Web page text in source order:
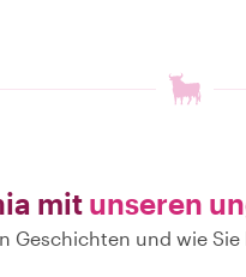
mit unseren
Geschichten und wie